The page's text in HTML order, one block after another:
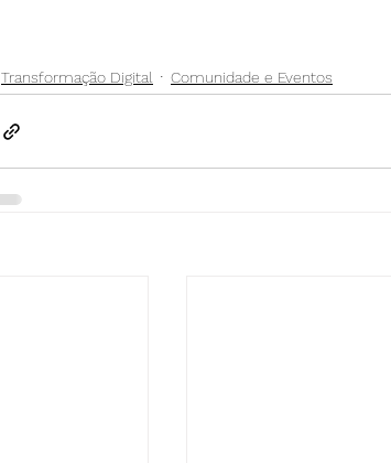
Transformação Digital Comunidade e Eventos